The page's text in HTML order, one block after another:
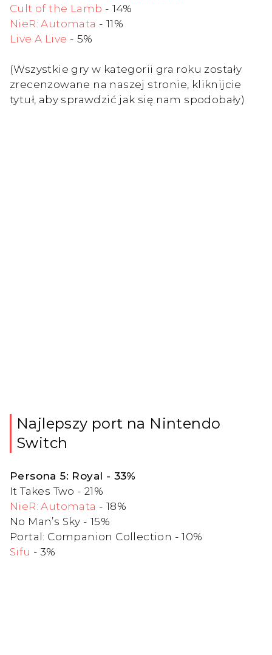
Cult of the Lamb - 14%
NieR: Automata - 11%
Live A Live - 5%
(Wszystkie gry w kategorii gra roku zostały
zrecenzowane na naszej stronie, kliknijcie
tytuł, aby sprawdzić jak się nam spodobały)
Najlepszy port na Nintendo
Switch
Persona 5: Royal - 33%
It Takes Two - 21%
NieR: Automata - 18%
No Man’s Sky - 15%
Portal: Companion Collection - 10%
Sifu - 3%